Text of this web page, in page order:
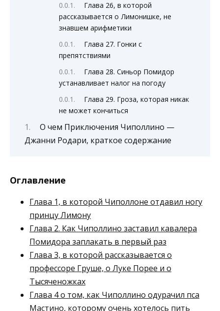
Глава 26, в которой
рассказывается о Лимонишке, не
знавшем арифметики
Глава 27. Гонки с
препятствиями
Глава 28. Синьор Помидор
устанавливает налог на погоду
Глава 29. Гроза, которая никак
не может кончиться
О чем Приключения Чиполлино —
Джанни Родари, краткое содержание
Оглавление
Глава 1, в которой Чиполлоне отдавил ногу
принцу Лимону
Глава 2. Как Чиполлино заставил кавалера
Помидора заплакать в первый раз
Глава 3, в которой рассказывается о
профессоре Груше, о Луке Порее и о
Тысяченожках
Глава 4 о том, как Чиполлино одурачил пса
Мастино, которому очень хотелось пить